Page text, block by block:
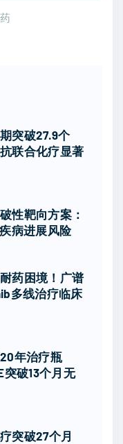
突破27.9个
联合化疗显著
性靶向方案：
病进展风险
药困境！广谱
多线治疗临床
年治疗瓶
突破13个月无
突破27个月